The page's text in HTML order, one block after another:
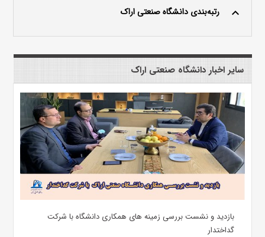
keyboard_arrow_up رتبه‌بندی دانشگاه صنعتی اراک
سایر اخبار دانشگاه صنعتی اراک
بازدید و نشست بررسی زمینه های همکاری دانشگاه با شرکت
گداختدار